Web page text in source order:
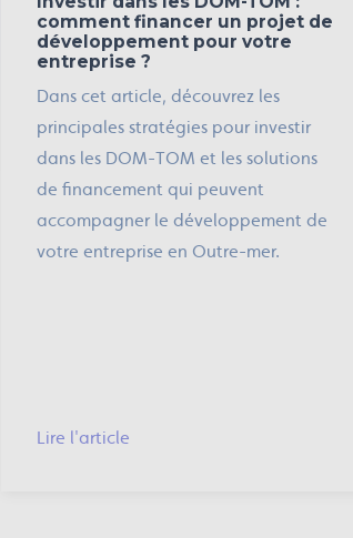
comment financer un projet de
développement pour votre
entreprise ?
Dans cet article, découvrez les
principales stratégies pour investir
dans les DOM-TOM et les solutions
de financement qui peuvent
accompagner le développement de
votre entreprise en Outre-mer.
Lire l'article